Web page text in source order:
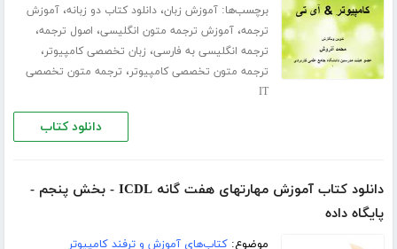
برچسب‌ها:آموزش زبان،دانلود کتاب دو زبانه،آموزش
ترجمه،آموزش ترجمه متون انگلیسی، اصول ترجمه،
ترجمه انگلیسی به فارسی، زبان تخصصی کامپیوتر،
ترجمه متون تخصصی کامپیوتر، ترجمه متون تخصصی
IT
دانلود کتاب
دانلود کتاب آموزش مهارتهای هفت گانه ICDL - بخش پنجم -
پایگاه داده
موضوع:کتاب‌های آموزش و ترفند کامپیوتر